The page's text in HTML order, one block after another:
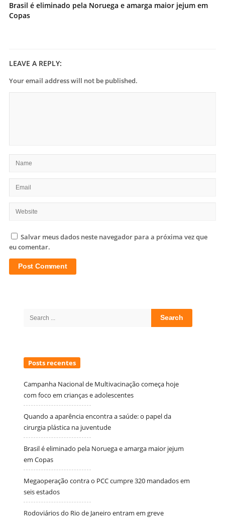
Brasil é eliminado pela Noruega e amarga maior jejum em
Copas
LEAVE A REPLY:
Your email address will not be published.
Salvar meus dados neste navegador para a próxima vez que
eu comentar.
Search
Posts recentes
Campanha Nacional de Multivacinação começa hoje
com foco em crianças e adolescentes
Quando a aparência encontra a saúde: o papel da
cirurgia plástica na juventude
Brasil é eliminado pela Noruega e amarga maior jejum
em Copas
Megaoperação contra o PCC cumpre 320 mandados em
seis estados
Rodoviários do Rio de Janeiro entram em greve